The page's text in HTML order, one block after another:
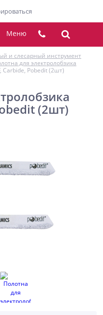
Меню
и слесарный инструмент
для электролобзика
Carbide, Pobedit (2шт)
(2шт)